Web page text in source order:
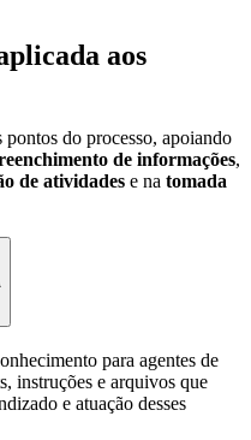
aos
do processo, apoiando
de informações,
de atividades e na tomada
para agentes de
instruções e arquivos que
e atuação desses